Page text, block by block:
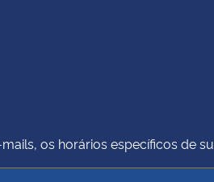
os horários específicos de